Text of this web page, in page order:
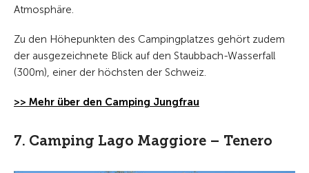
Atmosphäre.
Zu den Höhepunkten des Campingplatzes gehört zudem
der ausgezeichnete Blick auf den Staubbach-Wasserfall
(300m), einer der höchsten der Schweiz.
>> Mehr über den Camping Jungfrau
7. Camping Lago Maggiore – Tenero